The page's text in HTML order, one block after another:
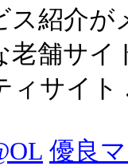
ス紹介
老舗サ
ィサイト
優良